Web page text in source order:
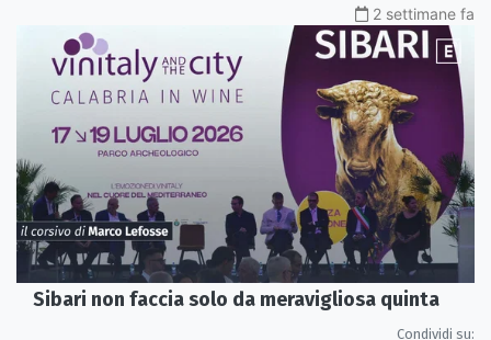
2 settimane fa
Sibari non faccia solo da meravigliosa quinta
Condividi su: